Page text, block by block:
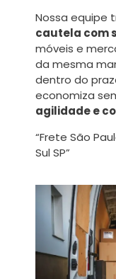
Nossa equipe
cautela com
móveis e
da mesma
dentro do
economiza
agilidade e
“Frete São
Sul SP”